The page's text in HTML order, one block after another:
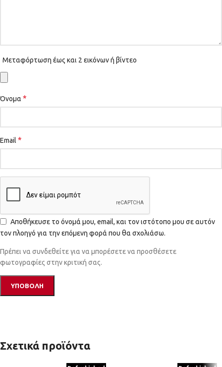
Μεταφόρτωση έως και 2 εικόνων ή βίντεο
Όνομα *
Email *
Αποθήκευσε το όνομά μου, email, και τον ιστότοπο μου σε αυτόν
τον πλοηγό για την επόμενη φορά που θα σχολιάσω.
Πρέπει να συνδεθείτε για να μπορέσετε να προσθέσετε
φωτογραφίες στην κριτική σας.
Σχετικά προϊόντα